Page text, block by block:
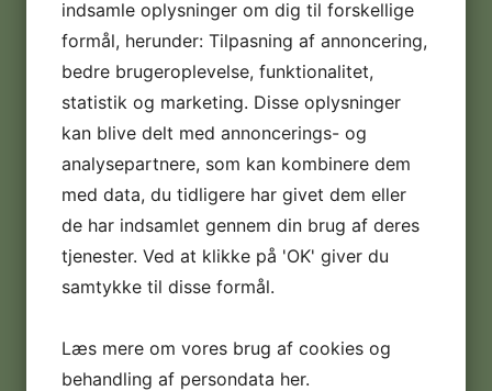
CVR nr.:
30350987
Telefon:
+45 22 91 03 60
E-mail:
info@softicemaskiner.dk
Handelsbetingelser:
Digital fortrydelsesformular
indsamle oplysninger om dig til forskellige
formål, herunder: Tilpasning af annoncering,
bedre brugeroplevelse, funktionalitet,
statistik og marketing. Disse oplysninger
kan blive delt med annoncerings- og
analysepartnere, som kan kombinere dem
med data, du tidligere har givet dem eller
de har indsamlet gennem din brug af deres
tjenester. Ved at klikke på 'OK' giver du
samtykke til disse formål.
Læs mere om vores brug af cookies og
behandling af persondata her.